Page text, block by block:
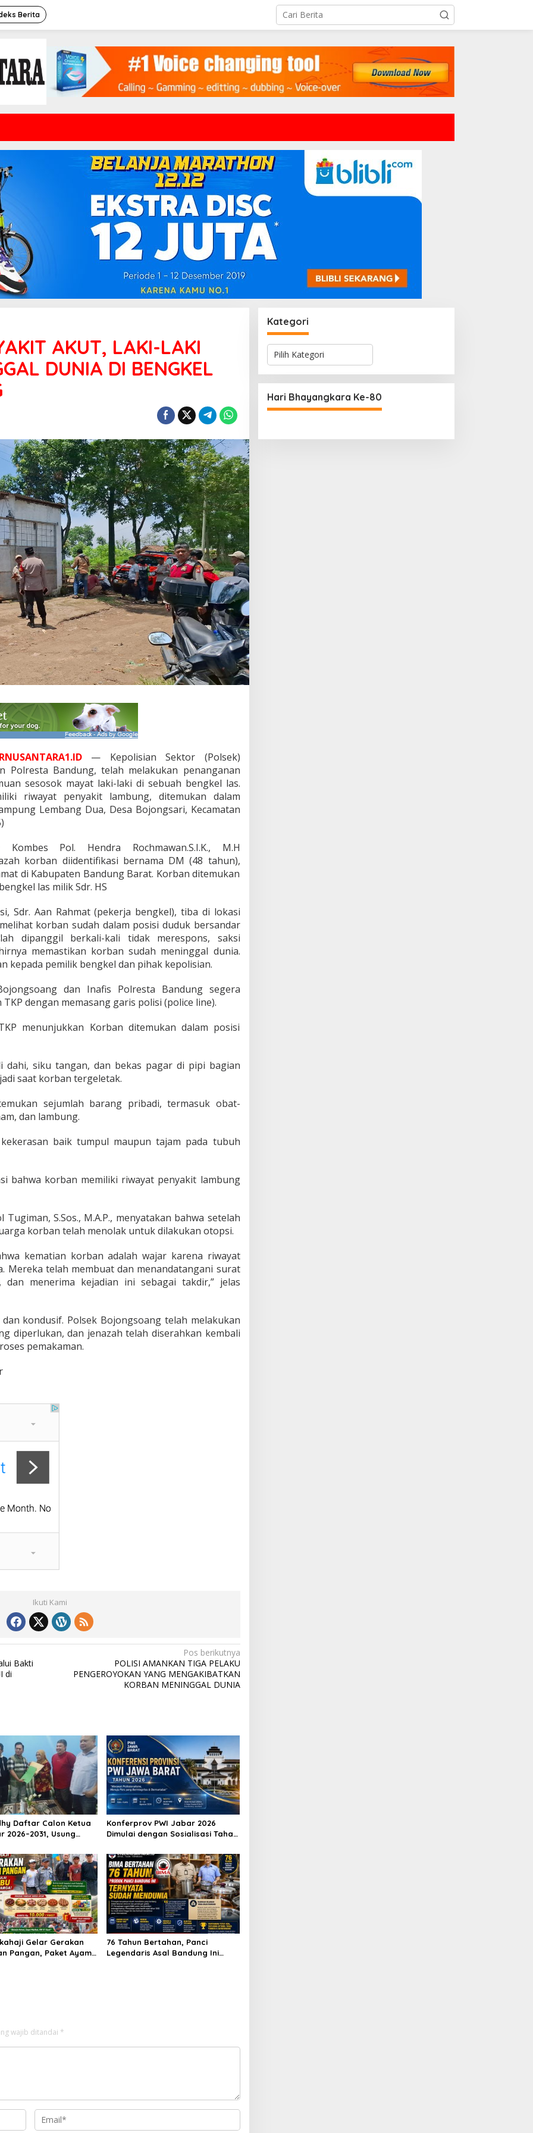
Berita
AKUT, LAKI-LAKI
DUNIA DI BENGKEL
— Kepolisian Sektor (Polsek)
Polresta Bandung, telah melakukan penanganan
sesosok mayat laki-laki di sebuah bengkel las.
riwayat penyakit lambung, ditemukan dalam
Lembang Dua, Desa Bojongsari, Kecamatan
Pol. Hendra Rochmawan.S.I.K., M.H
korban diidentifikasi bernama DM (48 tahun),
di Kabupaten Bandung Barat. Korban ditemukan
las milik Sdr. HS
Sdr. Aan Rahmat (pekerja bengkel), tiba di lokasi
korban sudah dalam posisi duduk bersandar
dipanggil berkali-kali tidak merespons, saksi
memastikan korban sudah meninggal dunia.
kepada pemilik bengkel dan pihak kepolisian.
dan Inafis Polresta Bandung segera
dengan memasang garis polisi (police line).
menunjukkan Korban ditemukan dalam posisi
dahi, siku tangan, dan bekas pagar di pipi bagian
saat korban tergeletak.
sejumlah barang pribadi, termasuk obat-
dan lambung.
baik tumpul maupun tajam pada tubuh
bahwa korban memiliki riwayat penyakit lambung
S.Sos., M.A.P., menyatakan bahwa setelah
korban telah menolak untuk dilakukan otopsi.
kematian korban adalah wajar karena riwayat
Mereka telah membuat dan menandatangani surat
dan menerima kejadian ini sebagai takdir,” jelas
kondusif. Polsek Bojongsoang telah melakukan
diperlukan, dan jenazah telah diserahkan kembali
pemakaman.
Ikuti Kami
Bakti
di
Pos berikutnya
POLISI AMANKAN TIGA PELAKU
PENGEROYOKAN YANG MENGAKIBATKAN
KORBAN MENINGGAL DUNIA
Daftar Calon Ketua
2026–2031, Usung
Internasional
Konferprov PWI Jabar 2026
Dimulai dengan Sosialisasi Tahap
dan Profesionalisme
Gelar Gerakan
Pangan, Paket Ayam
76 Tahun Bertahan, Panci
Legendaris Asal Bandung Ini
wajib ditandai *
Kategori
K
e
g
o
r
Hari Bhayangkara Ke-80